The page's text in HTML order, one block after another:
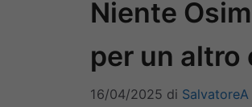
Niente
per un
16/04/2025 di SalvatoreA